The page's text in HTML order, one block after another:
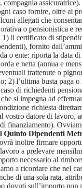
compagnia
caso fornire, oltre ai
allegati che
o pensionistica e
1) il certificato di
fornito
o ente: riporta la data di
e netta (annua e
trattenute o
2) l’ultima busta paga
di richiedenti
si impegna ad
richiesta
vostro datore di lavoro,
finanziamento).
Quinto Dipendenti
inoltre firmare
a prelevare
necessario al
a ricordare che nel
di una sola rata,
dovuti sull’importo non